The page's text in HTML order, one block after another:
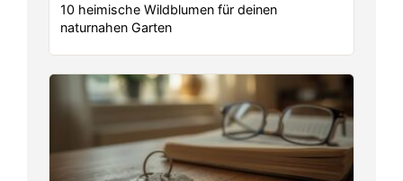
10 heimische Wildblumen für deinen
naturnahen Garten